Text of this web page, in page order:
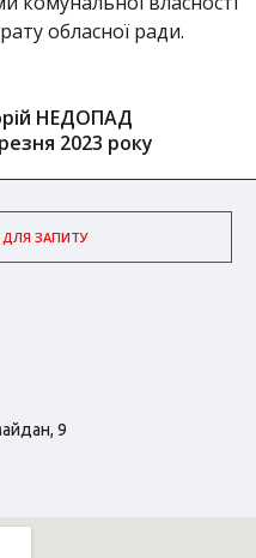
обласної ради.
НЕДОПАД
2023 року
ЗАПИТУ
9